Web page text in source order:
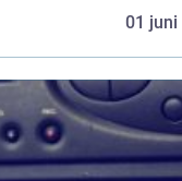
01 juni